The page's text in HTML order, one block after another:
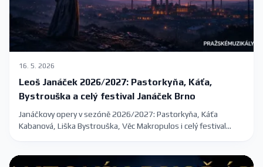
16. 5. 2026
Leoš Janáček 2026/2027: Pastorkyňa, Káťa,
Bystrouška a celý festival Janáček Brno
Janáčkovy opery v sezóně 2026/2027: Pastorkyňa, Káťa
Kabanová, Liška Bystrouška, Věc Makropulos i celý festival